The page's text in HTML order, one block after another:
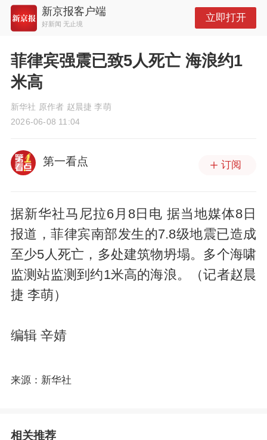
新京报客户端
好新闻 无止境
立即打开
菲律宾强震已致5人死亡 海浪约1
米高
新华社 原作者 赵晨捷 李萌
2026-06-08 11:04
第一看点 订阅
据新华社马尼拉6月8日电 据当地媒体8日
报道，菲律宾南部发生的7.8级地震已造成
至少5人死亡，多处建筑物坍塌。多个海啸
监测站监测到约1米高的海浪。（记者赵晨
捷 李萌）
编辑 辛婧
来源：新华社
相关推荐